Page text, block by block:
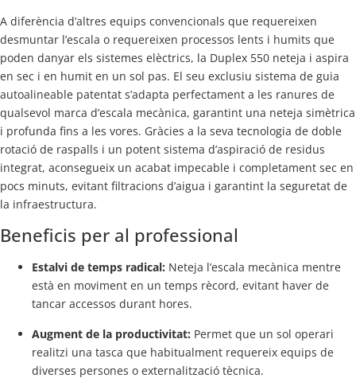
A diferència d’altres equips convencionals que requereixen
desmuntar l’escala o requereixen processos lents i humits que
poden danyar els sistemes elèctrics, la Duplex 550 neteja i aspira
en sec i en humit en un sol pas. El seu exclusiu sistema de guia
autoalineable patentat s’adapta perfectament a les ranures de
qualsevol marca d’escala mecànica, garantint una neteja simètrica
i profunda fins a les vores. Gràcies a la seva tecnologia de doble
rotació de raspalls i un potent sistema d’aspiració de residus
integrat, aconsegueix un acabat impecable i completament sec en
pocs minuts, evitant filtracions d’aigua i garantint la seguretat de
la infraestructura.
Beneficis per al professional
Estalvi de temps radical: Neteja l’escala mecànica mentre
està en moviment en un temps rècord, evitant haver de
tancar accessos durant hores.
Augment de la productivitat: Permet que un sol operari
realitzi una tasca que habitualment requereix equips de
diverses persones o externalització tècnica.